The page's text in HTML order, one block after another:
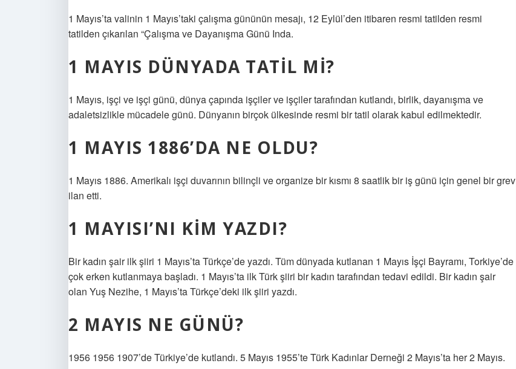
1 Mayıs’ta valinin 1 Mayıs’taki çalışma gününün mesajı, 12 Eylül’den itibaren resmi tatilden resmi
tatilden çıkarılan “Çalışma ve Dayanışma Günü Inda.
1 MAYIS DÜNYADA TATIL MI?
1 Mayıs, işçi ve işçi günü, dünya çapında işçiler ve işçiler tarafından kutlandı, birlik, dayanışma ve
adaletsizlikle mücadele günü. Dünyanın birçok ülkesinde resmi bir tatil olarak kabul edilmektedir.
1 MAYIS 1886’DA NE OLDU?
1 Mayıs 1886. Amerikalı işçi duvarının bilinçli ve organize bir kısmı 8 saatlik bir iş günü için genel bir grev
ilan etti.
1 MAYISI’NI KIM YAZDI?
Bir kadın şair ilk şiiri 1 Mayıs’ta Türkçe’de yazdı. Tüm dünyada kutlanan 1 Mayıs İşçi Bayramı, Torkiye’de
çok erken kutlanmaya başladı. 1 Mayıs’ta ilk Türk şiiri bir kadın tarafından tedavi edildi. Bir kadın şair
olan Yuş Nezihe, 1 Mayıs’ta Türkçe’deki ilk şiiri yazdı.
2 MAYIS NE GÜNÜ?
1956 1956 1907’de Türkiye’de kutlandı. 5 Mayıs 1955’te Türk Kadınlar Derneği 2 Mayıs’ta her 2 Mayıs.